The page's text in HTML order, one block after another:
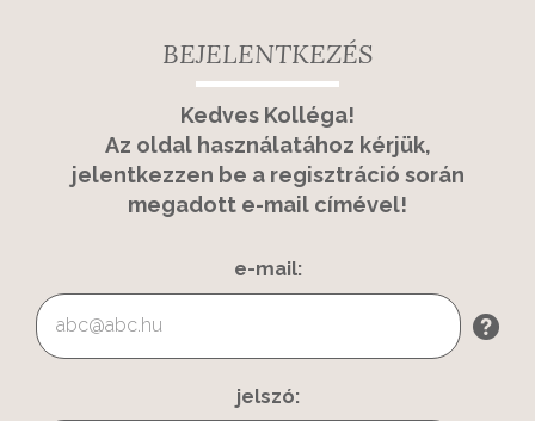
BEJELENTKEZÉS
Kedves Kolléga!
Az oldal használatához kérjük,
jelentkezzen be a regisztráció során
megadott e-mail címével!
e-mail:
jelszó: